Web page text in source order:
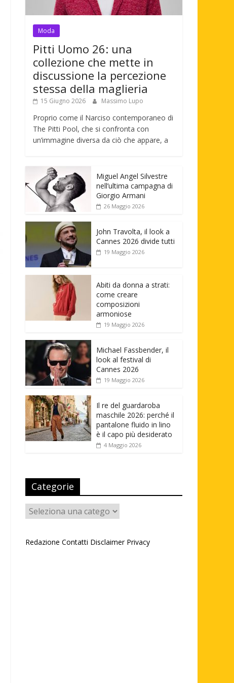
Moda
Pitti Uomo 26: una
collezione che mette in
discussione la percezione
stessa della maglieria
15 Giugno 2026 Massimo Lupo
Proprio come il Narciso contemporaneo di
The Pitti Pool, che si confronta con
un’immagine diversa da ciò che appare, a
Miguel Angel Silvestre
nell’ultima campagna di
Giorgio Armani
26 Maggio 2026
John Travolta, il look a
Cannes 2026 divide tutti
19 Maggio 2026
Abiti da donna a strati:
come creare
composizioni
armoniose
19 Maggio 2026
Michael Fassbender, il
look al festival di
Cannes 2026
19 Maggio 2026
Il re del guardaroba
maschile 2026: perché il
pantalone fluido in lino
è il capo più desiderato
4 Maggio 2026
Categorie
Categorie
Redazione Contatti Disclaimer Privacy